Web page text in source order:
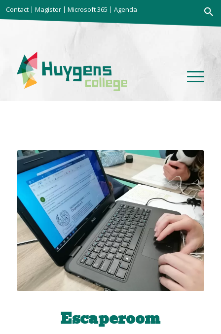
Contact Magister Microsoft 365 Agenda
naar:
Escaperoom